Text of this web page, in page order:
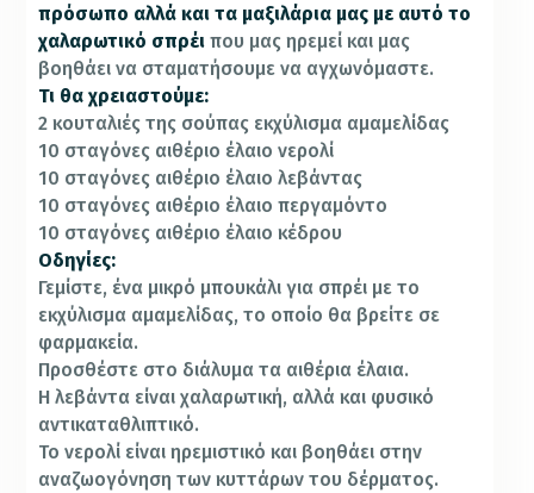
πρόσωπο αλλά και τα μαξιλάρια μας με αυτό το
χαλαρωτικό σπρέι που μας ηρεμεί και μας
βοηθάει να σταματήσουμε να αγχωνόμαστε.
Τι θα χρειαστούμε:
2 κουταλιές της σούπας εκχύλισμα αμαμελίδας
10 σταγόνες αιθέριο έλαιο νερολί
10 σταγόνες αιθέριο έλαιο λεβάντας
10 σταγόνες αιθέριο έλαιο περγαμόντο
10 σταγόνες αιθέριο έλαιο κέδρου
Οδηγίες:
Γεμίστε, ένα μικρό μπουκάλι για σπρέι με το
εκχύλισμα αμαμελίδας, το οποίο θα βρείτε σε
φαρμακεία.
Προσθέστε στο διάλυμα τα αιθέρια έλαια.
Η λεβάντα είναι χαλαρωτική, αλλά και φυσικό
αντικαταθλιπτικό.
Το νερολί είναι ηρεμιστικό και βοηθάει στην
αναζωογόνηση των κυττάρων του δέρματος.